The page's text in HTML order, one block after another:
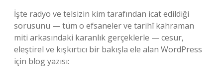
İşte radyo ve telsizin kim tarafından icat edildiği
sorusunu — tüm o efsaneler ve tarihî kahraman
miti arkasındaki karanlık gerçeklerle — cesur,
eleştirel ve kışkırtıcı bir bakışla ele alan WordPress
için blog yazısı: